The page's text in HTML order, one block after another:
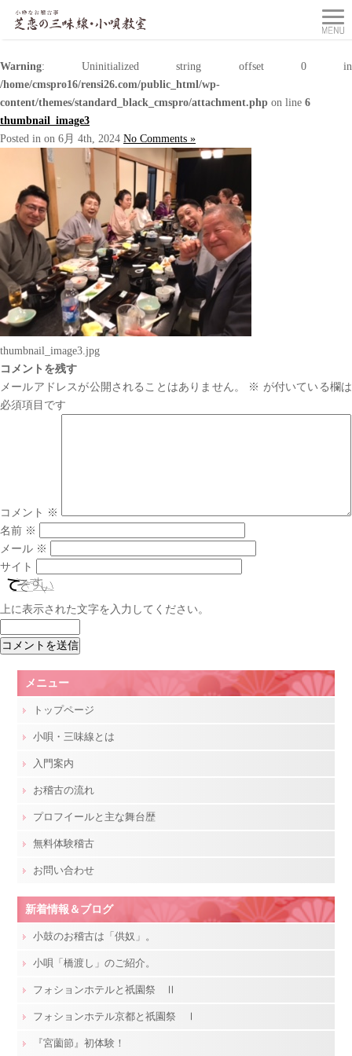
Warning: Uninitialized string offset 0 in
/home/cmspro16/rensi26.com/public_html/wp-
content/themes/standard_black_cmspro/attachment.php on line 6
thumbnail_image3
Posted in on 6月 4th, 2024 No Comments »
thumbnail_image3.jpg
コメントを残す
メールアドレスが公開されることはありません。
※ が付いている欄は
必須項目です
コメント ※
名前 ※
メール ※
サイト
上に表示された文字を入力してください。
メニュー
トップページ
小唄・三味線とは
入門案内
お稽古の流れ
プロフイールと主な舞台歴
無料体験稽古
お問い合わせ
新着情報＆ブログ
小鼓のお稽古は「供奴」。
小唄「橋渡し」のご紹介。
フォションホテルと祇園祭 Ⅱ
フォションホテル京都と祇園祭 Ⅰ
『宮薗節』初体験！